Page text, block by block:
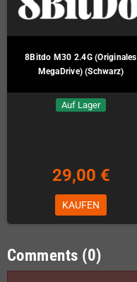
8Bitdo M30 2.4G (Originales
MegaDrive) (Schwarz)
Auf Lager
29,00 €
KAUFEN
Comments (0)